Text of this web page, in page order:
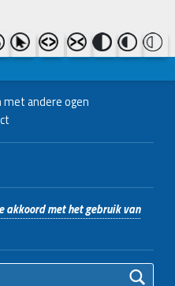
48
met andere ogen
akkoord met het gebruik van